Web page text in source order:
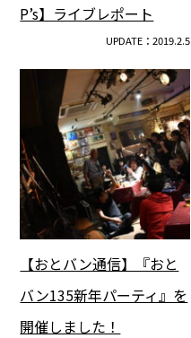
P’s】ライブレポート
UPDATE：2019.2.5
【おとバン通信】『おと
バン135新年パーティ』を
開催しました！